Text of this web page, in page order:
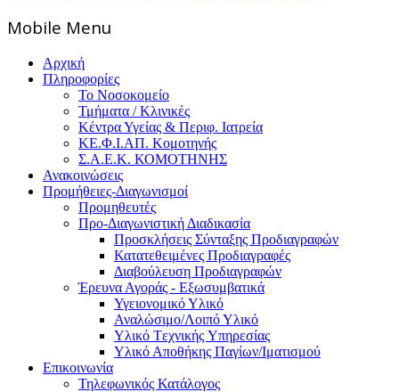
Mοbile Menu
Αρχική
Πληροφορίες
Το Νοσοκομείο
Τμήματα / Κλινικές
Κέντρα Υγείας & Περιφ. Ιατρεία
ΚΕ.Φ.Ι.ΑΠ. Κομοτηνής
Σ.Α.Ε.Κ. ΚΟΜΟΤΗΝΗΣ
Ανακοινώσεις
Προμήθειες-Διαγωνισμοί
Προμηθευτές
Προ-Διαγωνιστική Διαδικασία
Προσκλήσεις Σύνταξης Προδιαγραφών
Κατατεθειμένες Προδιαγραφές
Διαβούλευση Προδιαγραφών
Έρευνα Αγοράς - Εξωσυμβατικά
Υγειονομικό Υλικό
Αναλώσιμο/Λοιπό Υλικό
Υλικό Tεχνικής Yπηρεσίας
Υλικό Αποθήκης Παγίων/Ιματισμού
Επικοινωνία
Τηλεφωνικός Κατάλογος